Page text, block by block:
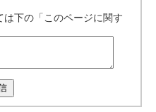
下の「このページに関す